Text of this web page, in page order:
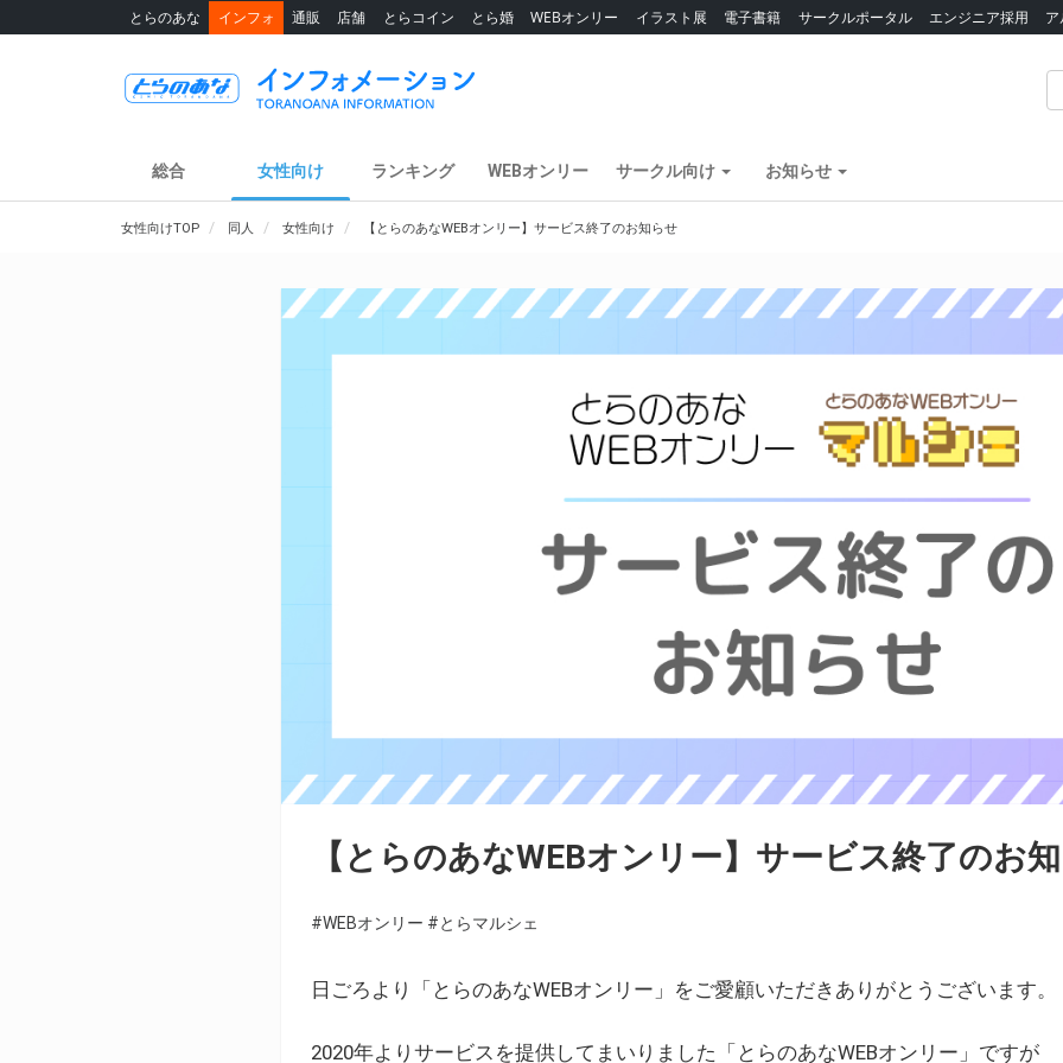
とらのあな インフォ 通販 店舗 とらコイン とら婚 WEBオンリー イラスト展 電子書籍 サークルポータル エンジニア採用
総合 女性向け ランキング WEBオンリー サークル向け お知らせ
女性向けTOP 同人 女性向け 【とらのあなWEBオンリー】サービス終了のお知らせ
【とらのあなWEBオンリー】サービス終了のお
#WEBオンリー #とらマルシェ
日ごろより「とらのあなWEBオンリー」をご愛顧いただきありがとうございます。
2020年よりサービスを提供してまいりました「とらのあなWEBオンリー」ですが